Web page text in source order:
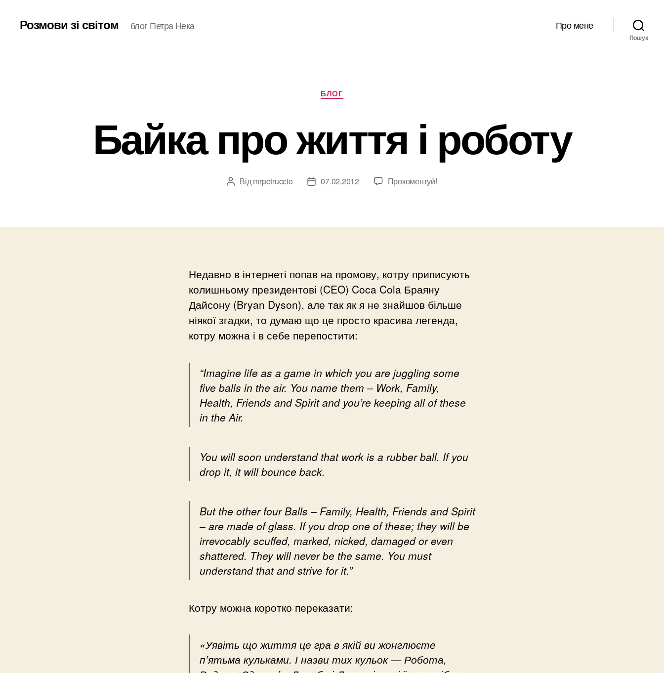
Розмови зі світом блог Петра Нека Про мене
Пошук
Категорії
БЛОГ
Байка про життя і роботу
Автор
Від mrpetruccio
Дата07.02.2012 Прокоментуй!
Недавно в інтернеті попав на промову, котру приписують
колишньому президентові (CEO) Coca Cola Браяну
Дайсону (Bryan Dyson), але так як я не знайшов більше
ніякої згадки, то думаю що це просто красива легенда,
котру можна і в себе перепостити:
“Imagine life as a game in which you are juggling some
five balls in the air. You name them – Work, Family,
Health, Friends and Spirit and you’re keeping all of these
in the Air.
You will soon understand that work is a rubber ball. If you
drop it, it will bounce back.
But the other four Balls – Family, Health, Friends and Spirit
– are made of glass. If you drop one of these; they will be
irrevocably scuffed, marked, nicked, damaged or even
shattered. They will never be the same. You must
understand that and strive for it.”
Котру можна коротко переказати:
«Уявіть що життя це гра в якій ви жонглюєте
п’ятьма кульками. І назви тих кульок — Робота,